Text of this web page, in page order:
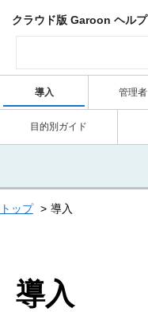
クラウド版 Garoon ヘルプ
導入 管理者
目的別ガイド
トップ 導入
導入